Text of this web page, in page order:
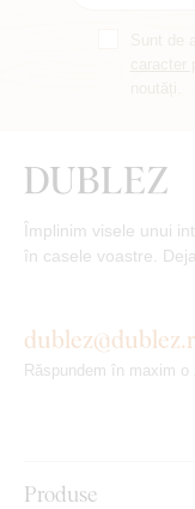
Împlinim visele unui
în casele voastre.
Produse
Răspundem în maxim o